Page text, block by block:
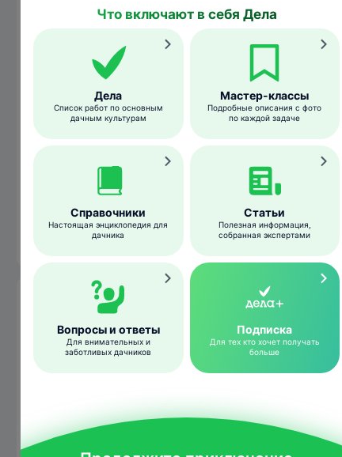
ogorod.ru
Условия развития
Болезнь прогрессирует при частых поливах
или осадках в жаркое время дня.
Повышают риск заражения высокий
аэрация, а также нехватка калия и
фосфора.
Что включают в себя Дела
Дела
Список работ по основным
дачным культурам
Мастер-классы
Подробные описания с фото
по каждой задаче
Справочники
Настоящая энциклопедия для
дачника
Статьи
Полезная информация,
собранная экспертами
Вопросы и ответы
Для внимательных и
заботливых дачников
Подписка
Для тех кто хочет получать
больше